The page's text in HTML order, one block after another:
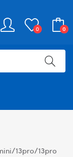
0 0
13pro/13pro